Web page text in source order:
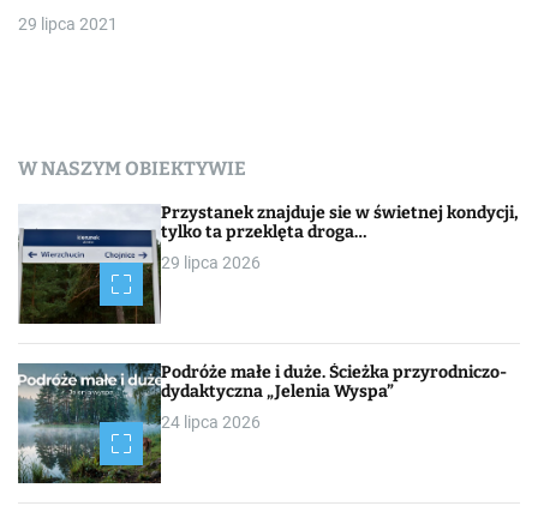
29 lipca 2021
W NASZYM OBIEKTYWIE
Przystanek znajduje sie w świetnej kondycji,
tylko ta przeklęta droga…
29 lipca 2026
Podróże małe i duże. Ścieżka przyrodniczo-
dydaktyczna „Jelenia Wyspa”
24 lipca 2026